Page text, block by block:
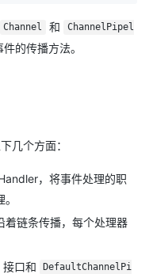
Channel 和
ChannelPipel
的传播方法。
几个方面：
，将事件处理的职
着链条传播，每个处理器
接口和
DefaultChannelPi